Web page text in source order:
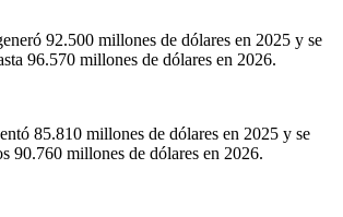
92.500 millones de dólares en 2025 y se
96.570 millones de dólares en 2026.
85.810 millones de dólares en 2025 y se
90.760 millones de dólares en 2026.